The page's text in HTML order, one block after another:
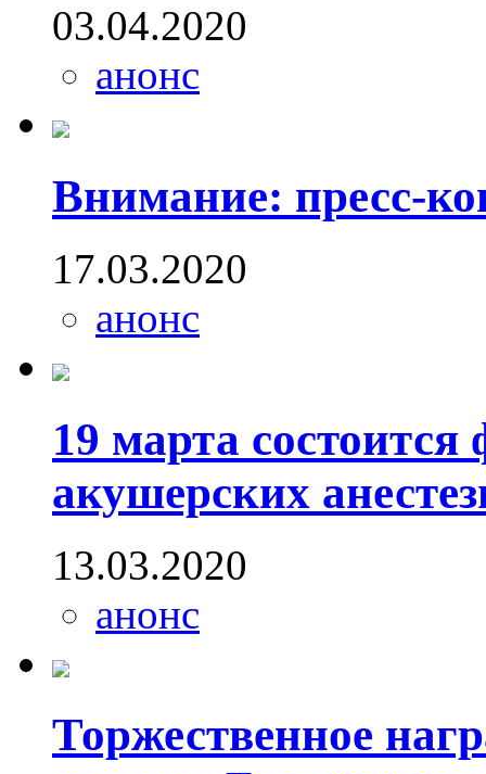
03.04.2020
анонс
Внимание: пресс-
17.03.2020
анонс
19 марта
акушерских
13.03.2020
анонс
Торжественное